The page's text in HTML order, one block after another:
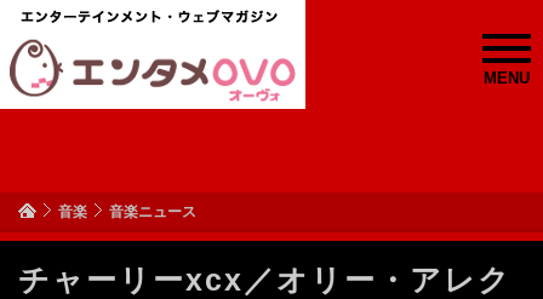
MENU
音楽 音楽ニュース
チャーリーxcx／オリー・アレク